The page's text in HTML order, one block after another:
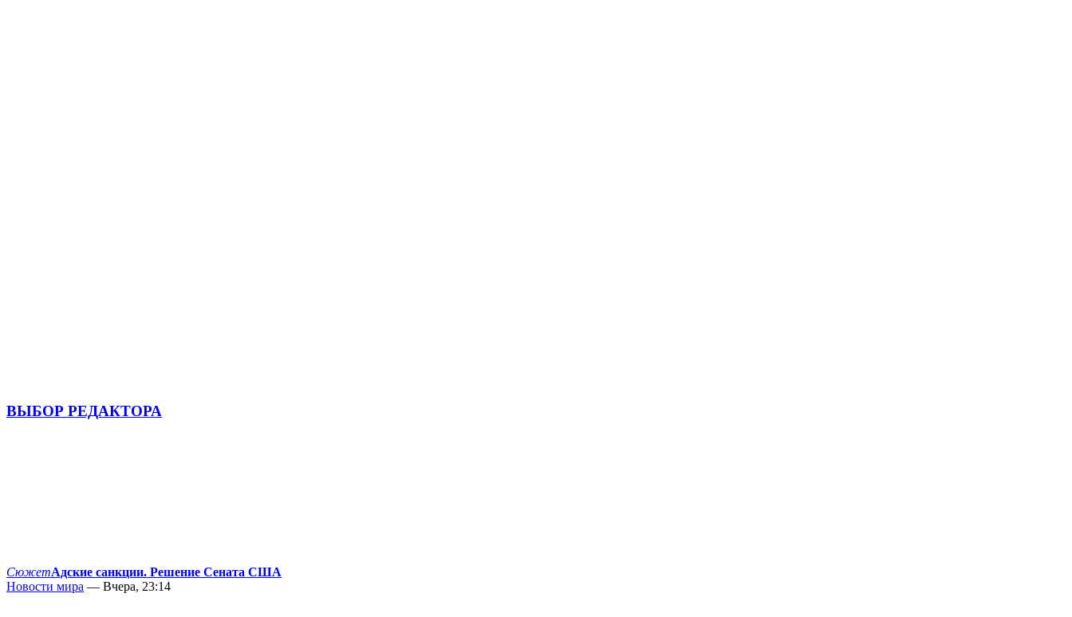
ВЫБОР РЕДАКТОРА
СюжетАдские санкции. Решение Сената США
Новости мира — Вчера, 23:14